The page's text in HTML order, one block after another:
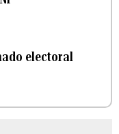
electoral